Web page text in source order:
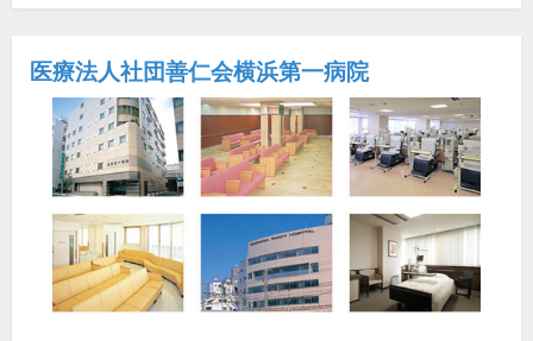
医療法人社団善仁会横浜第一病院